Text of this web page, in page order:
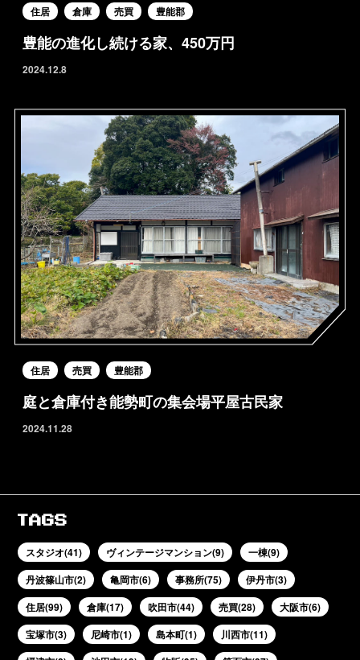
住居 倉庫 売買 豊能郡
豊能の進化し続ける家、450万円
2024.12.8
住居 売買 豊能郡
庭と倉庫付き能勢町の集会場平屋古民家
2024.11.28
TAGS
スタジオ(41) ヴィンテージマンション(9)
一棟(9)
丹波篠山市(2)
亀岡市(6) 事務所(75)
伊丹市(3)
住居(99)
倉庫(17) 吹田市(44) 売買(28)
大阪市(6)
宝塚市(3)
尼崎市(1) 島本町(1)
川西市(11)